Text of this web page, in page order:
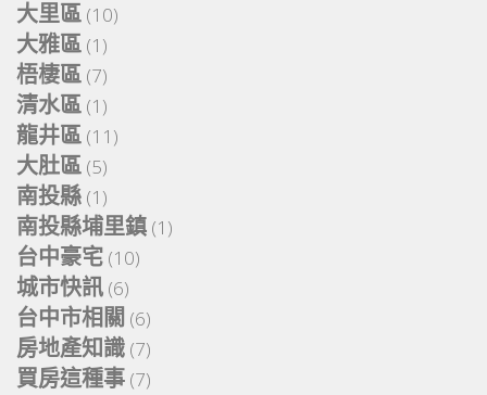
大里區 (10)
大雅區 (1)
梧棲區 (7)
清水區 (1)
龍井區 (11)
大肚區 (5)
南投縣 (1)
南投縣埔里鎮 (1)
台中豪宅 (10)
城市快訊 (6)
台中市相關 (6)
房地產知識 (7)
買房這種事 (7)